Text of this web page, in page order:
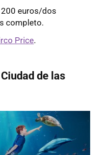
euros/dos
completo.
Price.
de las